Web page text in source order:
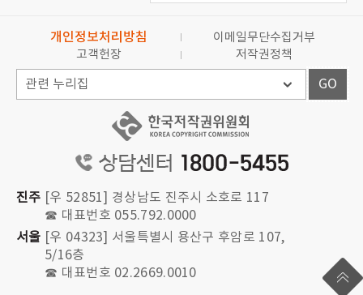
개인정보처리방침
이메일무단수집거부
고객헌장
저작권정책
진주 [우 52851] 경상남도 진주시 소호로 117
☎ 대표번호 055.792.0000
서울 [우 04323] 서울특별시 용산구 후암로 107,
5/16층
☎ 대표번호 02.2669.0010
GO